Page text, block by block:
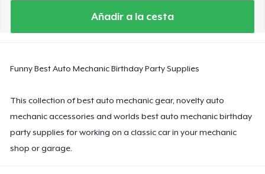
Añadir a la cesta
Funny Best Auto Mechanic Birthday Party Supplies
This collection of best auto mechanic gear, novelty auto
mechanic accessories and worlds best auto mechanic birthday
party supplies for working on a classic car in your mechanic
shop or garage.